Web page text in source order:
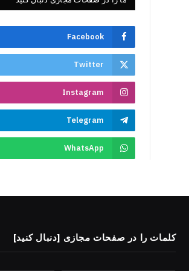
Facebook
Twitter
Instagram
Telegram
WhatsApp
کلمات را در صفحات مجازی [دنبال کنید]